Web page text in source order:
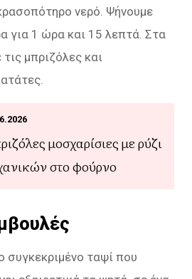
νερό. Ψήνουμε
για 1 ώρα και 15 λεπτά. Στα
μπριζόλες και
μοσχαρίσιες με ρύζι
στο φούρνο
συγκεκριμένο ταψί που